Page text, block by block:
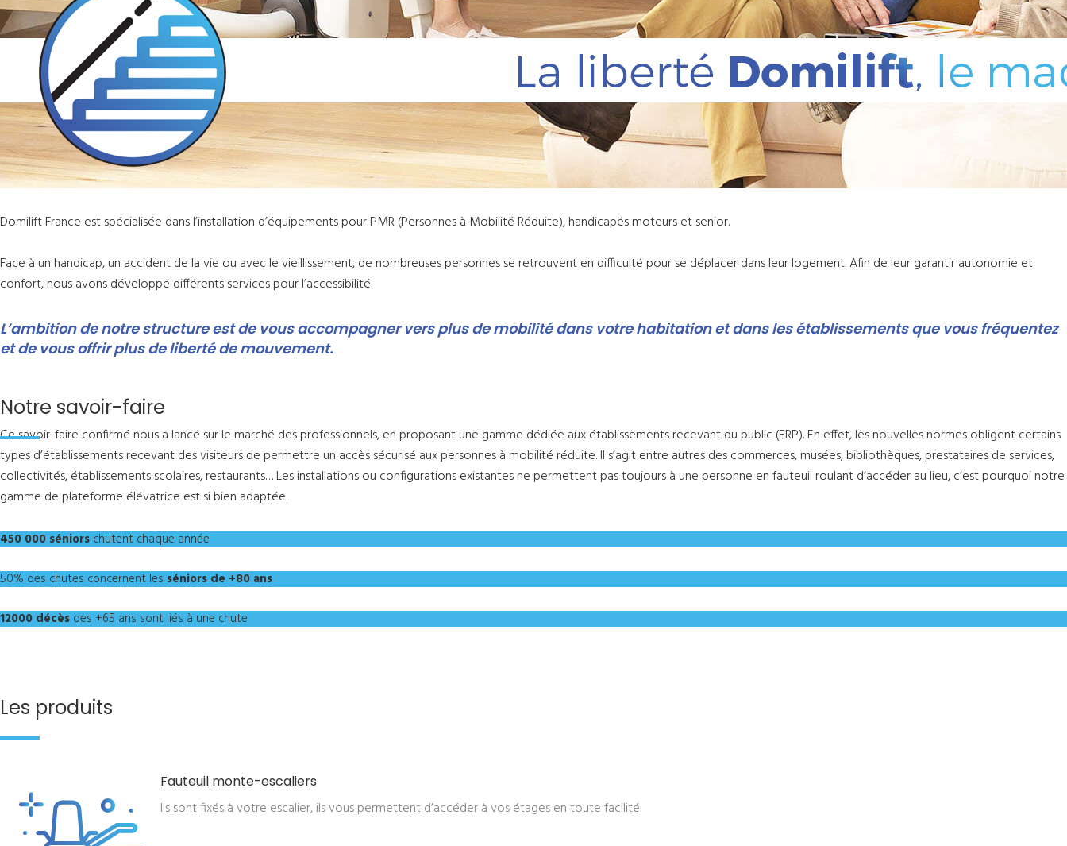
Domilift France est spécialisée dans l’installation d’équipements pour PMR (Personnes à Mobilité Réduite), handicapés moteurs et senior.
Face à un handicap, un accident de la vie ou avec le vieillissement, de nombreuses personnes se retrouvent en difficulté pour se déplacer dans leur logement. Afin de leur garantir autonomie et
confort, nous avons développé différents services pour l’accessibilité.
L’ambition de notre structure est de vous accompagner vers plus de mobilité dans votre habitation et dans les établissements que vous fréquentez
et de vous offrir plus de liberté de mouvement.
Notre savoir-faire
Ce savoir-faire confirmé nous a lancé sur le marché des professionnels, en proposant une gamme dédiée aux établissements recevant du public (ERP). En effet, les nouvelles normes obligent certains
types d’établissements recevant des visiteurs de permettre un accès sécurisé aux personnes à mobilité réduite. Il s’agit entre autres des commerces, musées, bibliothèques, prestataires de services,
collectivités, établissements scolaires, restaurants… Les installations ou configurations existantes ne permettent pas toujours à une personne en fauteuil roulant d’accéder au lieu, c’est pourquoi notre
gamme de plateforme élévatrice est si bien adaptée.
450 000 séniors chutent chaque année
50% des chutes concernent les séniors de +80 ans
12000 décès des +65 ans sont liés à une chute
Les produits
Fauteuil monte-escaliers
Ils sont fixés à votre escalier, ils vous permettent d’accéder à vos étages en toute facilité.